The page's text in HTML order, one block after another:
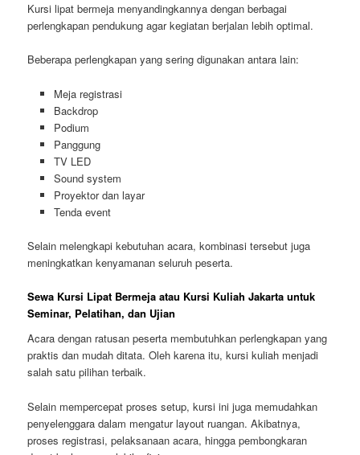
Kursi lipat bermeja menyandingkannya dengan berbagai
perlengkapan pendukung agar kegiatan berjalan lebih optimal.
Beberapa perlengkapan yang sering digunakan antara lain:
Meja registrasi
Backdrop
Podium
Panggung
TV LED
Sound system
Proyektor dan layar
Tenda event
Selain melengkapi kebutuhan acara, kombinasi tersebut juga
meningkatkan kenyamanan seluruh peserta.
Sewa Kursi Lipat Bermeja atau Kursi Kuliah Jakarta untuk
Seminar, Pelatihan, dan Ujian
Acara dengan ratusan peserta membutuhkan perlengkapan yang
praktis dan mudah ditata. Oleh karena itu, kursi kuliah menjadi
salah satu pilihan terbaik.
Selain mempercepat proses setup, kursi ini juga memudahkan
penyelenggara dalam mengatur layout ruangan. Akibatnya,
proses registrasi, pelaksanaan acara, hingga pembongkaran